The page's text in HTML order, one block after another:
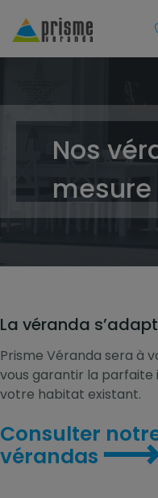
Nos
mesure
La véranda
Prisme Véranda sera à
vous garantir la
votre habitat existant.
Consulter
vérandas